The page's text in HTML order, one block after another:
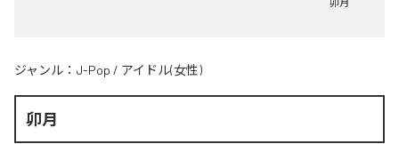
ジャンル： J-Pop / アイドル(女性)
卯月